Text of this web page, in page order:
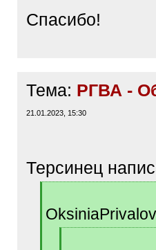
Спасибо!
Тема: РГВА -
21.01.2023, 15:30
Терсинец
]